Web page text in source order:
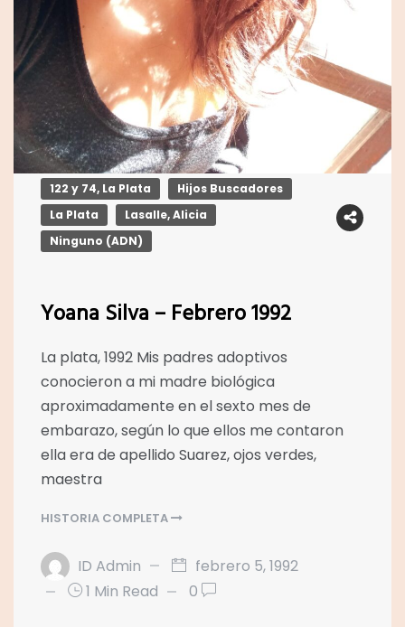
122 y 74, La Plata
Hijos Buscadores
La Plata
Lasalle, Alicia
Ninguno (ADN)
Yoana Silva – Febrero 1992
La plata, 1992 Mis padres adoptivos
conocieron a mi madre biológica
aproximadamente en el sexto mes de
embarazo, según lo que ellos me contaron
ella era de apellido Suarez, ojos verdes,
maestra
HISTORIA COMPLETA
ID Admin
febrero 5, 1992
1 Min Read
0